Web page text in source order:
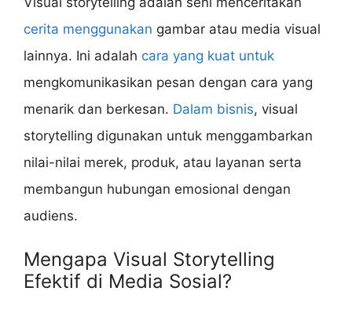
cerita menggunakan gambar atau media visual
lainnya. Ini adalah cara yang kuat untuk
mengkomunikasikan pesan dengan cara yang
menarik dan berkesan. Dalam bisnis, visual
storytelling digunakan untuk menggambarkan
nilai-nilai merek, produk, atau layanan serta
membangun hubungan emosional dengan
audiens.
Mengapa Visual Storytelling
Efektif di Media Sosial?